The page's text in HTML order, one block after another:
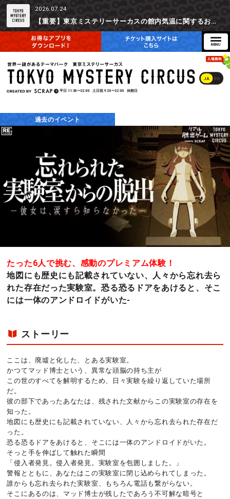
2026.07.24
【重要】東京ミステリーサーカスの館内気温に関するお詫びとご参加辞退時の返金対応について
JA EN
平日 11:30〜22:00 土日祝 9:20〜22:00 休館日
過去のイベント
たった6人で挑む、感動のプレミアム体験！
地図にも歴史にも記載されていない、人々から忘れ去ら
れた存在だった実験室。恐る恐るドアをあけると、そこ
には一体のアンドロイドがいた-
ストーリー
ここは、廃墟と化した、とある実験室。
かつてマッド博士という、異常な頭脳の持ち主が
この世のすべてを解明するため、日々実験を繰り返していた場所
だ。
彼の部下であったあなたは、残された文献からこの実験室の存在を
知った。
地図にも歴史にも記載されていない、人々から忘れ去られた存在だ
った。
恐る恐るドアをあけると、そこには一体のアンドロイドがいた。
そっと手を伸ばして触れた瞬間
「侵入者発見。侵入者発見。実験室を包囲しました。」
警報とともに、あなたはこの実験室に閉じ込められてしまった。
誰からも忘れ去られた実験室、もちろん電話も繋がらない。
そこにあるのは、マッド博士が残したであろう不可解な暗号と